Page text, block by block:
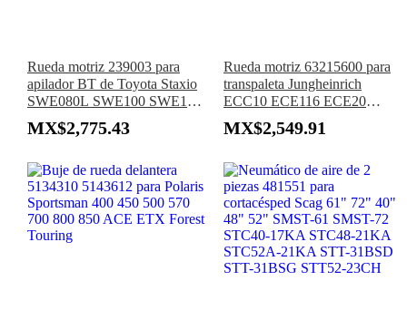
Rueda motriz 239003 para
apilador BT de Toyota Staxio
SWE080L SWE100 SWE120
SWE120L Transpaleta Levio
LWE140 LWE160 LWE180
MX$2,775.43
Rueda motriz 63215600 para
transpaleta Jungheinrich
ECC10 ECE116 ECE20
ECE220XL ECE310
Recogedora de pedidos
EKE20 EKS110E EKC12.5
MX$2,549.91